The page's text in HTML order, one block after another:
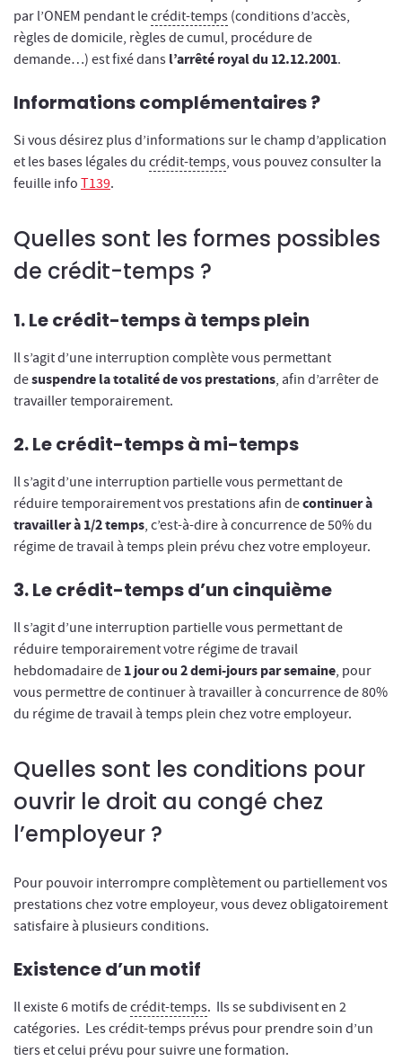
par l’ONEM pendant lecrédit-temps (conditions d’accès,
règles de domicile, règles de cumul, procédure de
demande…) est fixé dans l’arrêté royal du 12.12.2001.
Informations complémentaires ?
Si vous désirez plus d’informations sur le champ d’application
et les bases légales du crédit-temps, vous pouvez consulter la
feuille info T139.
Quelles sont les formes possibles
de crédit-temps ?
1. Le crédit-temps à temps plein
Il s’agit d’une interruption complète vous permettant
desuspendre la totalité de vos prestations, afin d’arrêter de
travailler temporairement.
2. Le crédit-temps à mi-temps
Il s’agit d’une interruption partielle vous permettant de
réduire temporairement vos prestations afin decontinuer à
travailler à 1/2 temps, c’est-à-dire à concurrence de 50% du
régime de travail à temps plein prévu chez votre employeur.
3. Le crédit-temps d’un cinquième
Il s’agit d’une interruption partielle vous permettant de
réduire temporairement votre régime de travail
hebdomadaire de 1 jour ou 2 demi-jours par semaine, pour
vous permettre de continuer à travailler à concurrence de 80%
du régime de travail à temps plein chez votre employeur.
Quelles sont les conditions pour
ouvrir le droit au congé chez
l’employeur ?
Pour pouvoir interrompre complètement ou partiellement vos
prestations chez votre employeur, vous devez obligatoirement
satisfaire à plusieurs conditions.
Existence d’un motif
Il existe 6 motifs decrédit-temps. Ils se subdivisent en 2
catégories. Les crédit-temps prévus pour prendre soin d’un
tiers et celui prévu pour suivre une formation.